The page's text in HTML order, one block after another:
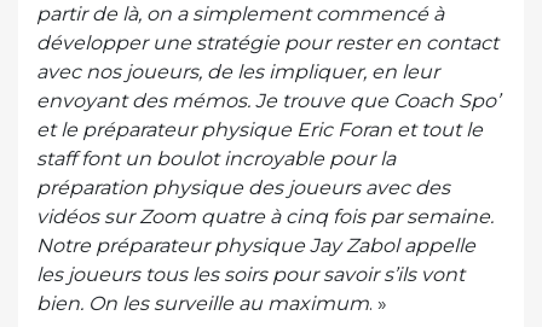
partir de là, on a simplement commencé à
développer une stratégie pour rester en contact
avec nos joueurs, de les impliquer, en leur
envoyant des mémos. Je trouve que Coach Spo’
et le préparateur physique Eric Foran et tout le
staff font un boulot incroyable pour la
préparation physique des joueurs avec des
vidéos sur Zoom quatre à cinq fois par semaine.
Notre préparateur physique Jay Zabol appelle
les joueurs tous les soirs pour savoir s’ils vont
bien. On les surveille au maximum. »